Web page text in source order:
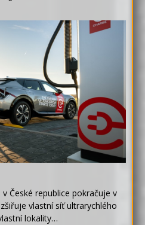
České republice pokračuje v
vlastní síť ultrarychlého
lokality…